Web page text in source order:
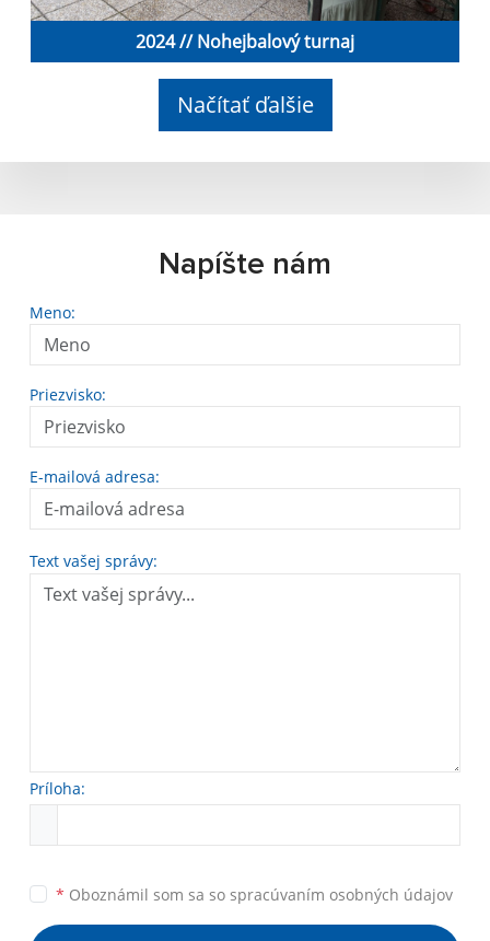
2024 // Nohejbalový turnaj
Načítať ďalšie
Napíšte nám
Meno:
Priezvisko:
E-mailová adresa:
Text vašej správy:
Príloha:
* Oboznámil som sa so spracúvaním osobných údajov